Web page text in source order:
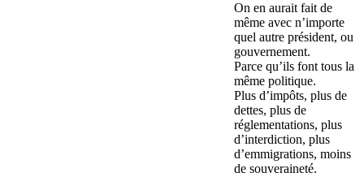
On en aurait fait de
même avec n’importe
quel autre président, ou
gouvernement.
Parce qu’ils font tous la
même politique.
Plus d’impôts, plus de
dettes, plus de
réglementations, plus
d’interdiction, plus
d’emmigrations, moins
de souveraineté.